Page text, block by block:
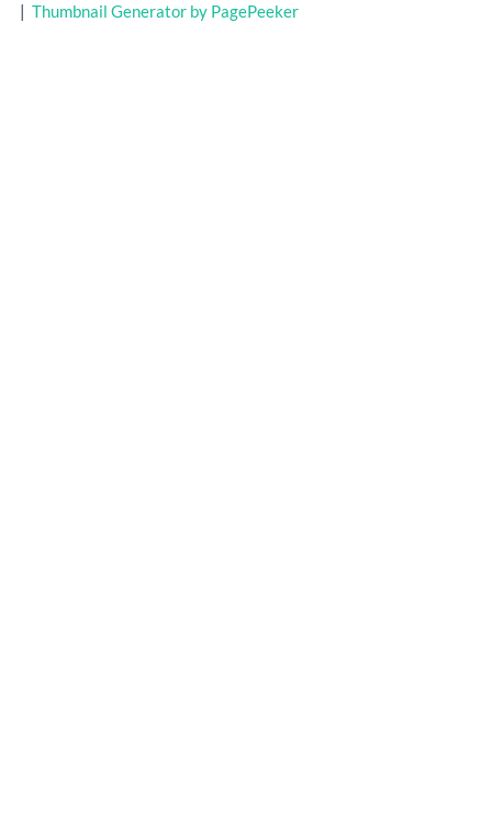
| Thumbnail Generator by PagePeeker